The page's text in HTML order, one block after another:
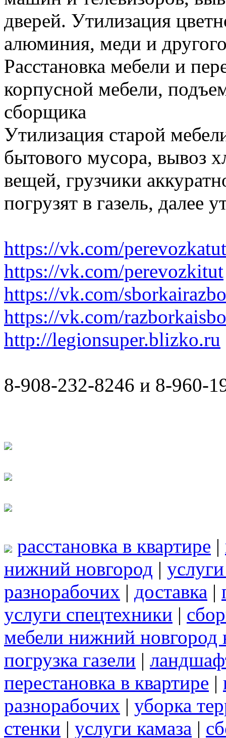
дверей. Утилизация
алюминия, меди и
Расстановка мебели и
корпусной мебели,
сборщика
Утилизация старой
бытового мусора, вывоз
вещей, грузчики
погрузят в газель, далее
https://vk.com/perevozkatut
https://vk.com/perevozkitut
https://vk.com/
https://vk.com/
http://legionsuper.blizko.ru
8-908-232-8246 и 8-960-
расстановка в квартире |
нижний новгород |
разнорабочих | доставка |
услуги спецтехники |
мебели нижний новгород
погрузка газели |
перестановка в квартире |
разнорабочих | уборка
стенки | услуги камаза |